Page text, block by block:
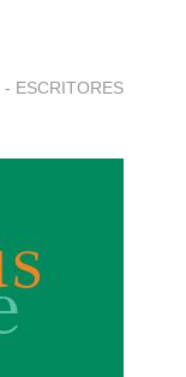
- ESCRITORES